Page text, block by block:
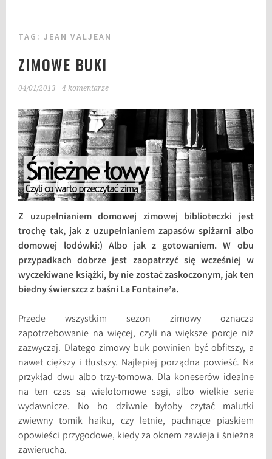
TAG:JEAN VALJEAN
ZIMOWE BUKI
04/01/2013 4 komentarze
Z uzupełnianiem domowej zimowej biblioteczki jest
trochę tak, jak z uzupełnianiem zapasów spiżarni albo
domowej lodówki:) Albo jak z gotowaniem. W obu
przypadkach dobrze jest zaopatrzyć się wcześniej w
wyczekiwane książki, by nie zostać zaskoczonym, jak ten
biedny świerszcz z baśni La Fontaine’a.
Przede wszystkim sezon zimowy oznacza
zapotrzebowanie na więcej, czyli na większe porcje niż
zazwyczaj. Dlatego zimowy buk powinien być obfitszy, a
nawet cięższy i tłustszy. Najlepiej porządna powieść. Na
przykład dwu albo trzy-tomowa. Dla koneserów idealne
na ten czas są wielotomowe sagi, albo wielkie serie
wydawnicze. No bo dziwnie byłoby czytać malutki
zwiewny tomik haiku, czy letnie, pachnące piaskiem
opowieści przygodowe, kiedy za oknem zawieja i śnieżna
zawierucha.